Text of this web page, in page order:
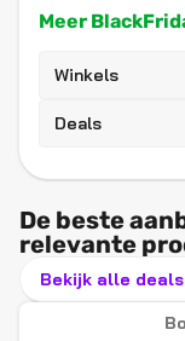
Meer
Winkels
Deals
De beste
relevante
Bekijk alle deals